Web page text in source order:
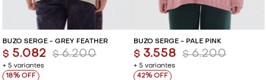
BUZO SERGE - GREY FEATHER
+ 5 variantes
$ 5.082 $ 6.200
18
BUZO SERGE - PALE PINK
+ 5 variantes
$ 3.558 $ 6.200
42